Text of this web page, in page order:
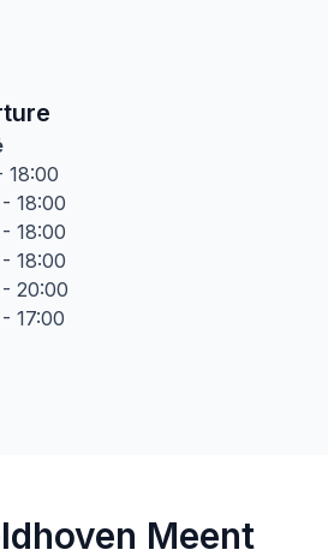
18:00
18:00
18:00
18:00
20:00
17:00
Meent